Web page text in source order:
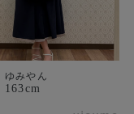
ゆみやん
163cm